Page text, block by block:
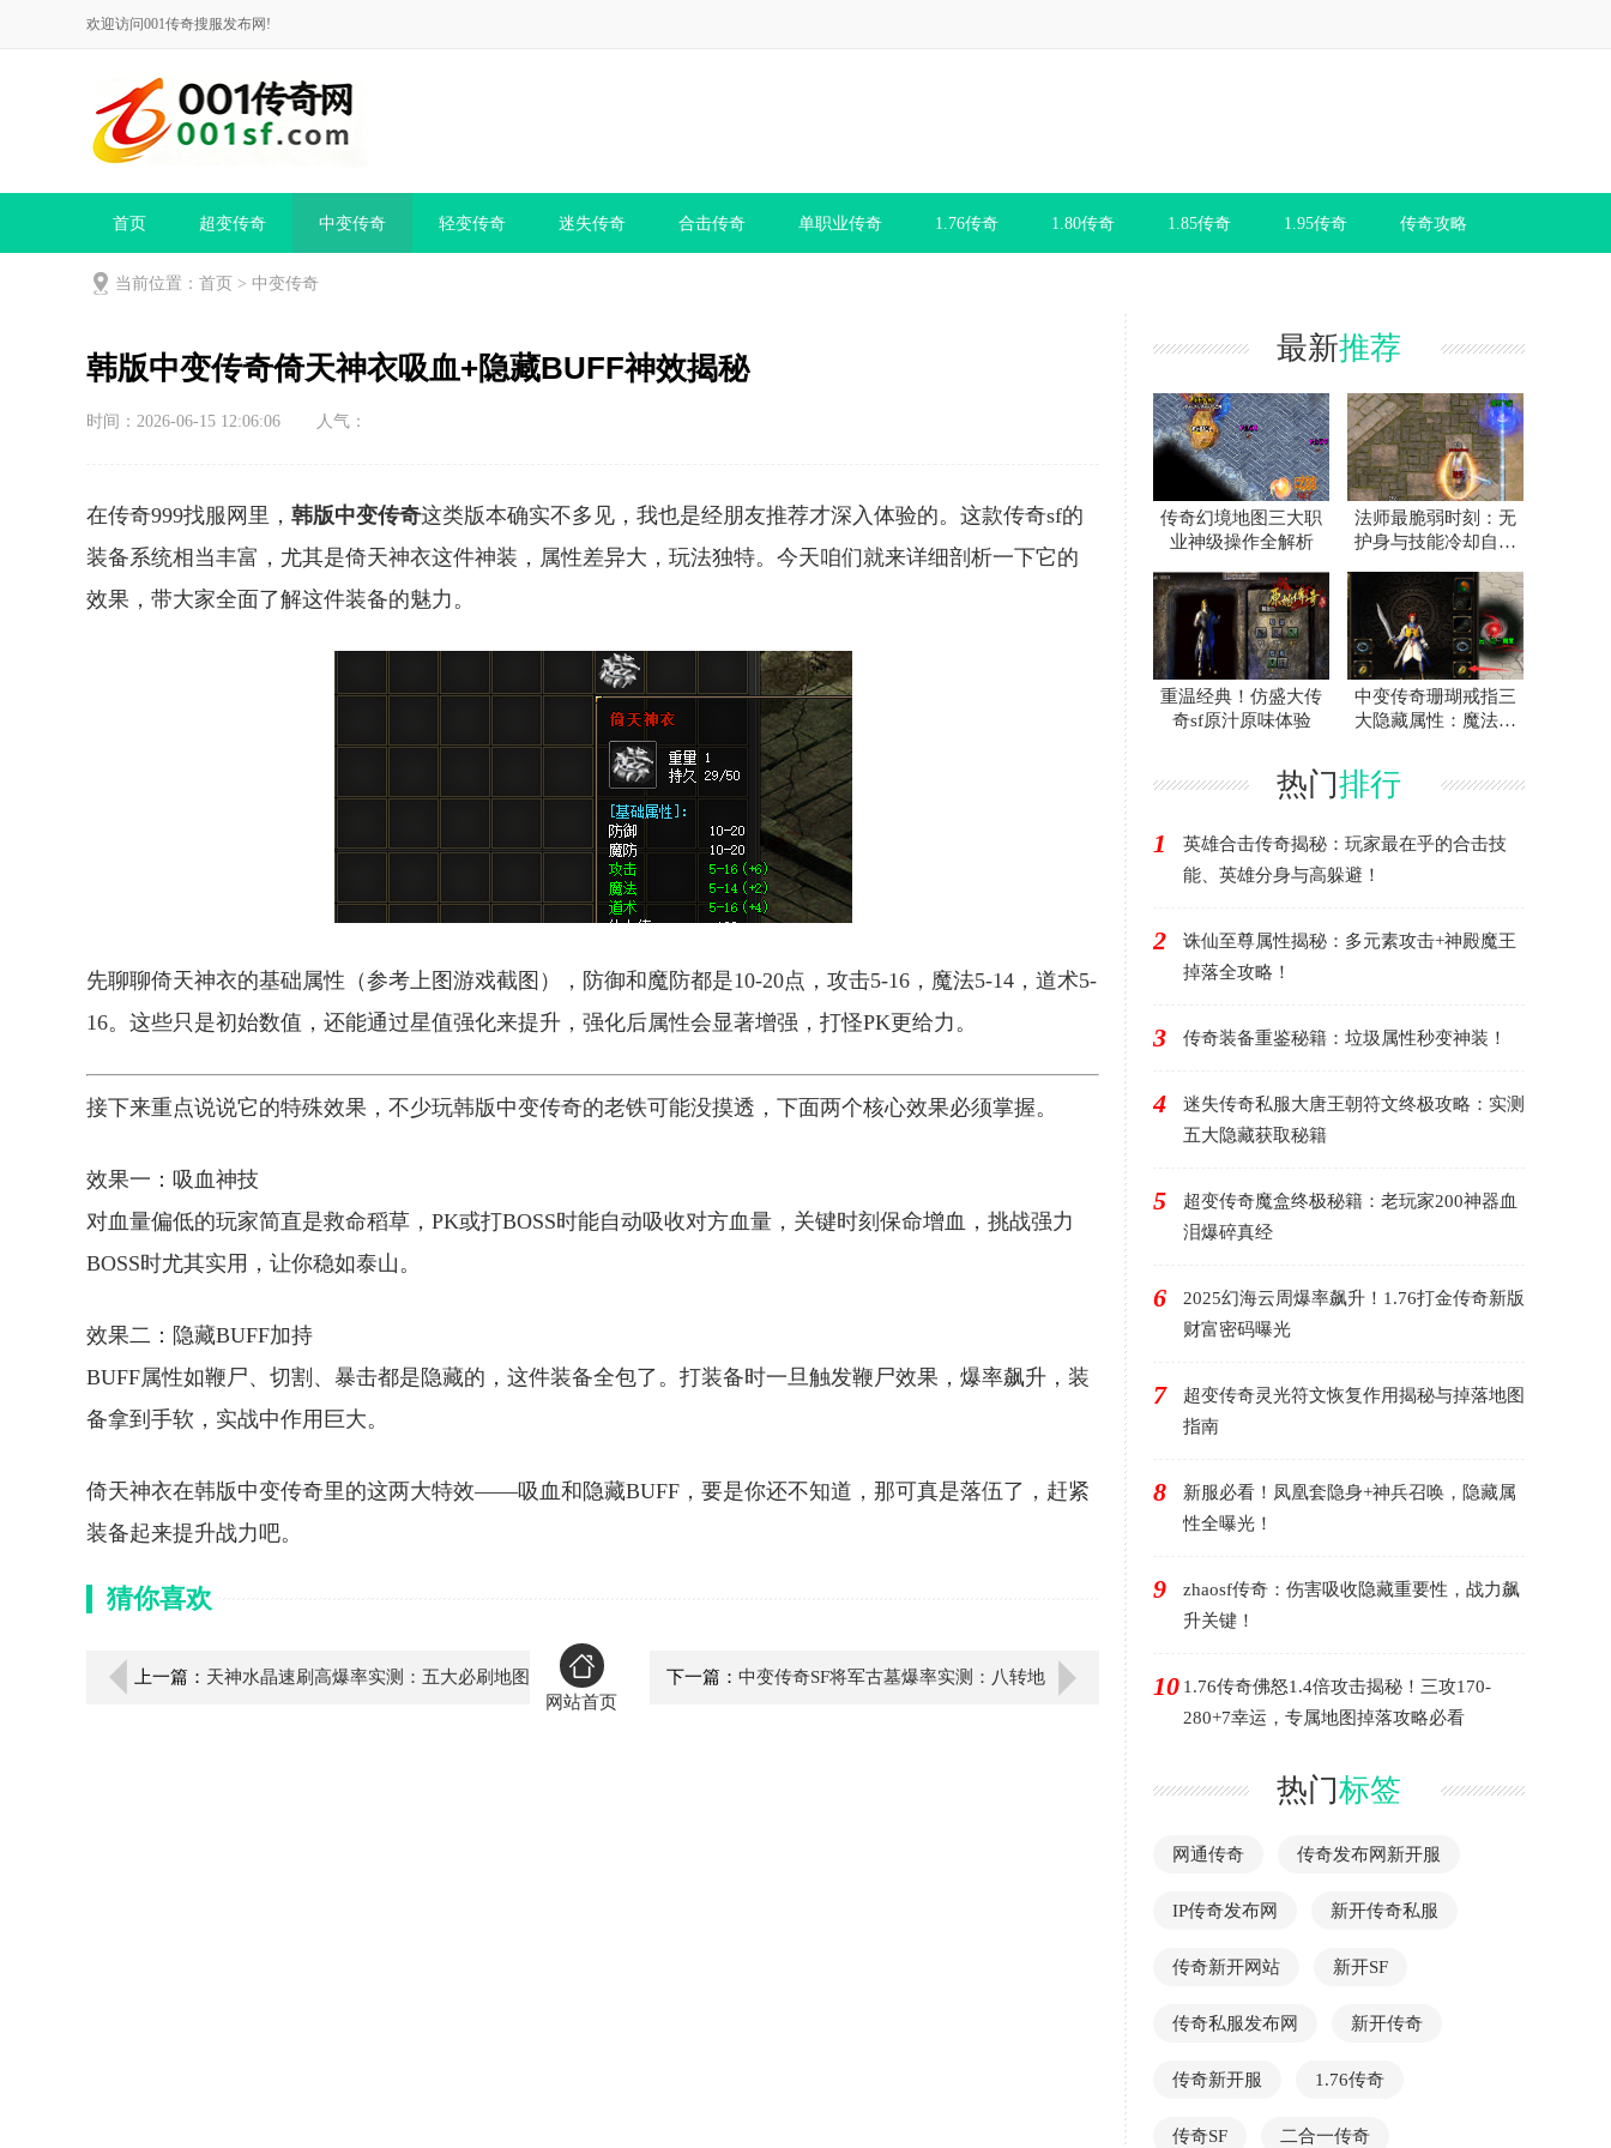
欢迎访问001传奇搜服发布网!
首页 超变传奇 中变传奇 轻变传奇 迷失传奇 合击传奇 单职业传奇 1.76传奇 1.80传奇 1.85传奇 1.95传奇 传奇攻略
当前位置： 首页 > 中变传奇
韩版中变传奇倚天神衣吸血+隐藏BUFF神效揭秘
时间：2026-06-15 12:06:06 人气：
在传奇999找服网里， 韩版中变传奇这类版本确实不多见，我也是经朋友推荐才深入体验的。这款传奇sf的
装备系统相当丰富，尤其是倚天神衣这件神装，属性差异大，玩法独特。今天咱们就来详细剖析一下它的
效果，带大家全面了解这件装备的魅力。
先聊聊倚天神衣的基础属性（参考上图游戏截图），防御和魔防都是10-20点，攻击5-16，魔法5-14，道术5-
16。这些只是初始数值，还能通过星值强化来提升，强化后属性会显著增强，打怪PK更给力。
接下来重点说说它的特殊效果，不少玩韩版中变传奇的老铁可能没摸透，下面两个核心效果必须掌握。
效果一：吸血神技
对血量偏低的玩家简直是救命稻草，PK或打BOSS时能自动吸收对方血量，关键时刻保命增血，挑战强力
BOSS时尤其实用，让你稳如泰山。
效果二：隐藏BUFF加持
BUFF属性如鞭尸、切割、暴击都是隐藏的，这件装备全包了。打装备时一旦触发鞭尸效果，爆率飙升，装
备拿到手软，实战中作用巨大。
倚天神衣在韩版中变传奇里的这两大特效——吸血和隐藏BUFF，要是你还不知道，那可真是落伍了，赶紧
装备起来提升战力吧。
猜你喜欢
上一篇： 天神水晶速刷高爆率实测：五大必刷地图
网站首页
下一篇： 中变传奇SF将军古墓爆率实测：八转地
最新推荐
传奇幻境地图三大职
业神级操作全解析
法师最脆弱时刻：无
护身与技能冷却自救
重温经典！仿盛大传
奇sf原汁原味体验
中变传奇珊瑚戒指三
大隐藏属性：魔法、
热门排行
1
英雄合击传奇揭秘：玩家最在乎的合击技
能、英雄分身与高躲避！
2
诛仙至尊属性揭秘：多元素攻击+神殿魔王
掉落全攻略！
3 传奇装备重鉴秘籍：垃圾属性秒变神装！
4
迷失传奇私服大唐王朝符文终极攻略：实测
五大隐藏获取秘籍
5
超变传奇魔盒终极秘籍：老玩家200神器血
泪爆碎真经
6
2025幻海云周爆率飙升！1.76打金传奇新版
财富密码曝光
7
超变传奇灵光符文恢复作用揭秘与掉落地图
指南
8
新服必看！凤凰套隐身+神兵召唤，隐藏属
性全曝光！
9
zhaosf传奇：伤害吸收隐藏重要性，战力飙
升关键！
10 1.76传奇佛怒1.4倍攻击揭秘！三攻170-
280+7幸运，专属地图掉落攻略必看
热门标签
网通传奇 传奇发布网新开服
IP传奇发布网 新开传奇私服
传奇新开网站 新开SF
传奇私服发布网 新开传奇
传奇新开服 1.76传奇
传奇SF 二合一传奇